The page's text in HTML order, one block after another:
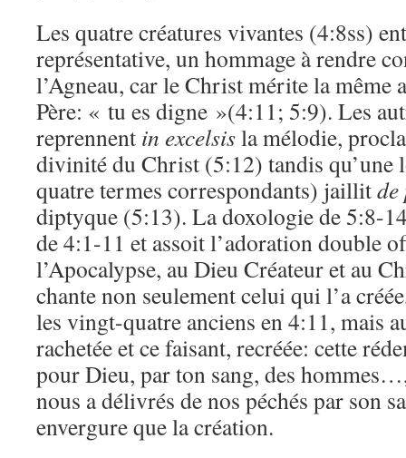
Les quatre créatures vivantes (4:8ss)
représentative, un hommage à rendre
l’Agneau, car le Christ mérite la même
Père: « tu es digne »(4:11; 5:9). Les
reprennent in excelsisla mélodie,
divinité du Christ (5:12) tandis qu’une
quatre termes correspondants) jaillit
diptyque (5:13). La doxologie de 5:8-
de 4:1-11 et assoit l’adoration double
l’Apocalypse, au Dieu Créateur et au
chante non seulement celui qui l’a
les vingt-quatre anciens en 4:11, mais
rachetée et ce faisant, recréée: cette
pour Dieu, par ton sang, des
nous a délivrés de nos péchés par son
envergure que la création.